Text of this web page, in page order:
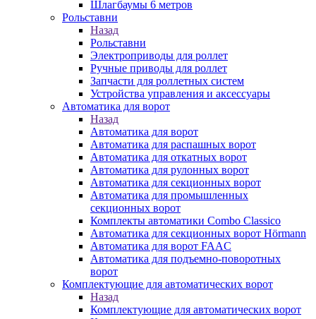
Шлагбаумы 6 метров
Рольставни
Назад
Рольставни
Электроприводы для роллет
Ручные приводы для роллет
Запчасти для роллетных систем
Устройства управления и аксессуары
Автоматика для ворот
Назад
Автоматика для ворот
Автоматика для распашных ворот
Автоматика для откатных ворот
Автоматика для рулонных ворот
Автоматика для секционных ворот
Автоматика для промышленных
секционных ворот
Комплекты автоматики Combo Classico
Автоматика для секционных ворот Hörmann
Автоматика для ворот FAAC
Автоматика для подъемно-поворотных
ворот
Комплектующие для автоматических ворот
Назад
Комплектующие для автоматических ворот